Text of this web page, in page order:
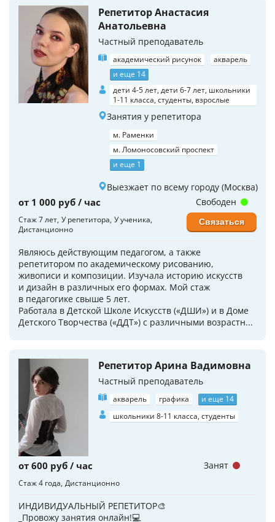
Репетитор Анастасия
Анатольевна
Частный преподаватель
академический рисунок
акварель
и еще 14
дети 4-5 лет, дети 6-7 лет, школьники
1-11 класса, студенты, взрослые
Занятия у репетитора
м. Раменки
м. Ломоносовский проспект
и еще 1
Выезжает по всему городу (Москва)
от 1 000 руб / час
Стаж 7 лет У репетитора У ученика
Дистанционно
Являюсь действующим педагогом, а также
репетитором по академическому рисованию,
живописи и композиции. Изучала историю искусств
и дизайн в различных его формах. Мой стаж
в педагогике свыше 5 лет.
Работала в Детской Школе Искусств («ДШИ») и в Доме
Детского Творчества («ДДТ») с различными возрастн...
Свободен
Связаться
Репетитор Арина Вадимовна
Частный преподаватель
акварель графика
и еще 14
школьники 8-11 класса, студенты
от 600 руб / час
Стаж 4 года Дистанционно
ИНДИВИДУАЛЬНЫЙ РЕПЕТИТОР🎨
_Провожу занятия онлайн!💻
Занят